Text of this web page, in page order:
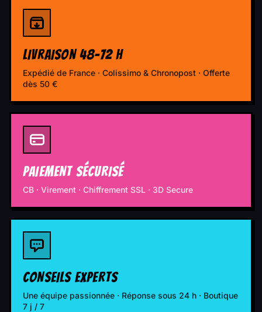
LIVRAISON 48-72 H
Expédié de France · Colissimo & Chronopost · Offerte
dès 50 €
PAIEMENT SÉCURISÉ
CB · Virement · Chiffrement SSL · 3D Secure
CONSEILS EXPERTS
Une équipe passionnée · Réponse sous 24 h · Boutique
7 j / 7